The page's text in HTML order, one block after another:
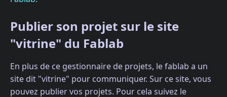
Publier son projet sur le site
"vitrine" du Fablab
En plus de ce gestionnaire de projets, le fablab a un
site dit "vitrine" pour communiquer. Sur ce site, vous
pouvez publier vos projets. Pour cela suivez le